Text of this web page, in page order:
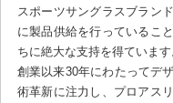
スポーツサングラスブラン
に製品供給を行っているこ
ちに絶大な支持を得ています
創業以来30年にわたってデ
術革新に注力し、プロアス